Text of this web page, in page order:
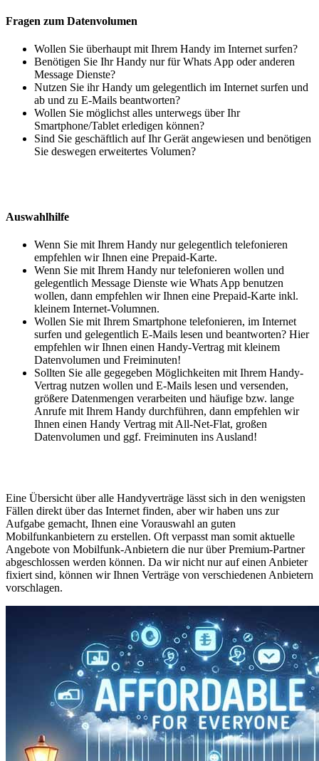
Fragen zum Datenvolumen
Wollen Sie überhaupt mit Ihrem Handy im Internet surfen?
Benötigen Sie Ihr Handy nur für Whats App oder anderen
Message Dienste?
Nutzen Sie ihr Handy um gelegentlich im Internet surfen und
ab und zu E-Mails beantworten?
Wollen Sie möglichst alles unterwegs über Ihr
Smartphone/Tablet erledigen können?
Sind Sie geschäftlich auf Ihr Gerät angewiesen und benötigen
Sie deswegen erweitertes Volumen?
Auswahlhilfe
Wenn Sie mit Ihrem Handy nur gelegentlich telefonieren
empfehlen wir Ihnen eine Prepaid-Karte.
Wenn Sie mit Ihrem Handy nur telefonieren wollen und
gelegentlich Message Dienste wie Whats App benutzen
wollen, dann empfehlen wir Ihnen eine Prepaid-Karte inkl.
kleinem Internet-Volumnen.
Wollen Sie mit Ihrem Smartphone telefonieren, im Internet
surfen und gelegentlich E-Mails lesen und beantworten? Hier
empfehlen wir Ihnen einen Handy-Vertrag mit kleinem
Datenvolumen und Freiminuten!
Sollten Sie alle gegegeben Möglichkeiten mit Ihrem Handy-
Vertrag nutzen wollen und E-Mails lesen und versenden,
größere Datenmengen verarbeiten und häufige bzw. lange
Anrufe mit Ihrem Handy durchführen, dann empfehlen wir
Ihnen einen Handy Vertrag mit All-Net-Flat, großen
Datenvolumen und ggf. Freiminuten ins Ausland!
Eine Übersicht über alle Handyverträge lässt sich in den wenigsten
Fällen direkt über das Internet finden, aber wir haben uns zur
Aufgabe gemacht, Ihnen eine Vorauswahl an guten
Mobilfunkanbietern zu erstellen. Oft verpasst man somit aktuelle
Angebote von Mobilfunk-Anbietern die nur über Premium-Partner
abgeschlossen werden können. Da wir nicht nur auf einen Anbieter
fixiert sind, können wir Ihnen Verträge von verschiedenen Anbietern
vorschlagen.